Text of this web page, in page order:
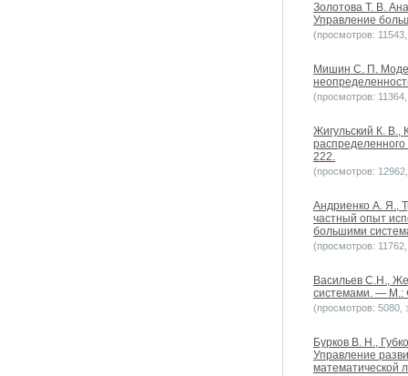
Золотова Т. В.
Управление
(просмотров:
Мишин С. П.
(просмотров:
Жигульский К. В.,
222.
(просмотров:
Андриенко А. Я.,
частный опыт
большими
(просмотров:
Васильев С.Н.,
системами. — М.:
(просмотров: 5080,
Бурков В. Н.,
Управление
математической